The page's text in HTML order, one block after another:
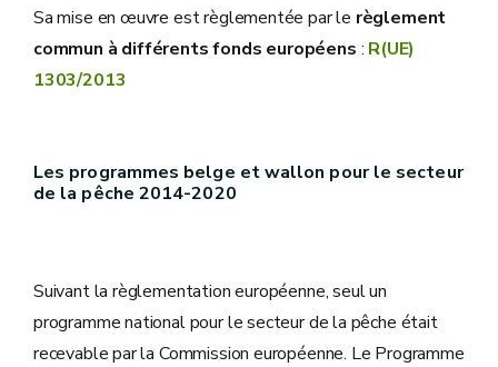
Sa mise en œuvre est règlementée par le règlement
commun à différents fonds européens : R(UE)
1303/2013
Les programmes belge et wallon pour le secteur
de la pêche 2014-2020
Suivant la règlementation européenne, seul un
programme national pour le secteur de la pêche était
recevable par la Commission européenne. Le Programme